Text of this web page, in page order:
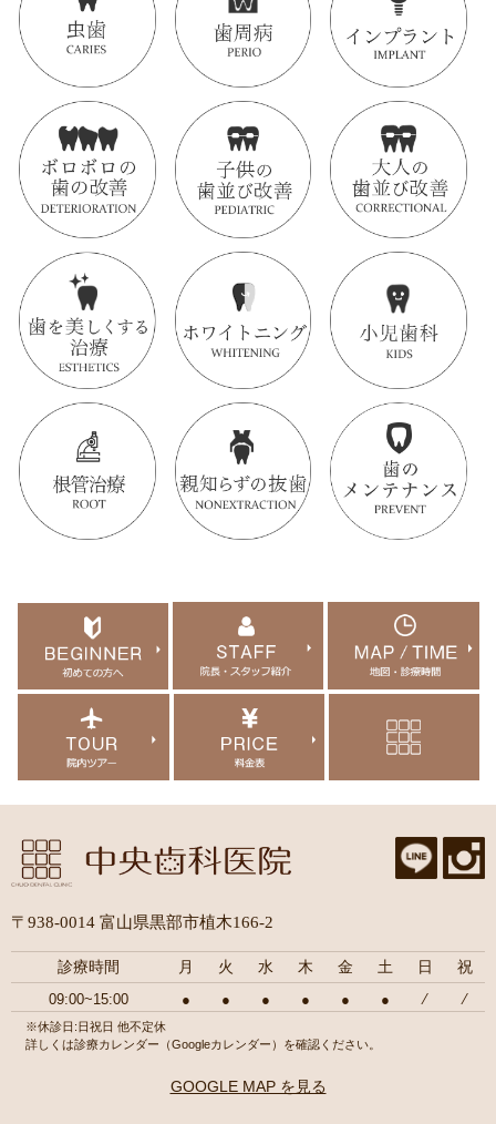
〒938-0014 富山県黒部市植木166-2
診療時間 月 火 水 木 金 土 日 祝
09:00~15:00 ● ● ● ● ● ● ⁄ ⁄
※休診日:日祝日 他不定休
詳しくは診療カレンダー（Googleカレンダー）を確認ください。
GOOGLE MAP を見る